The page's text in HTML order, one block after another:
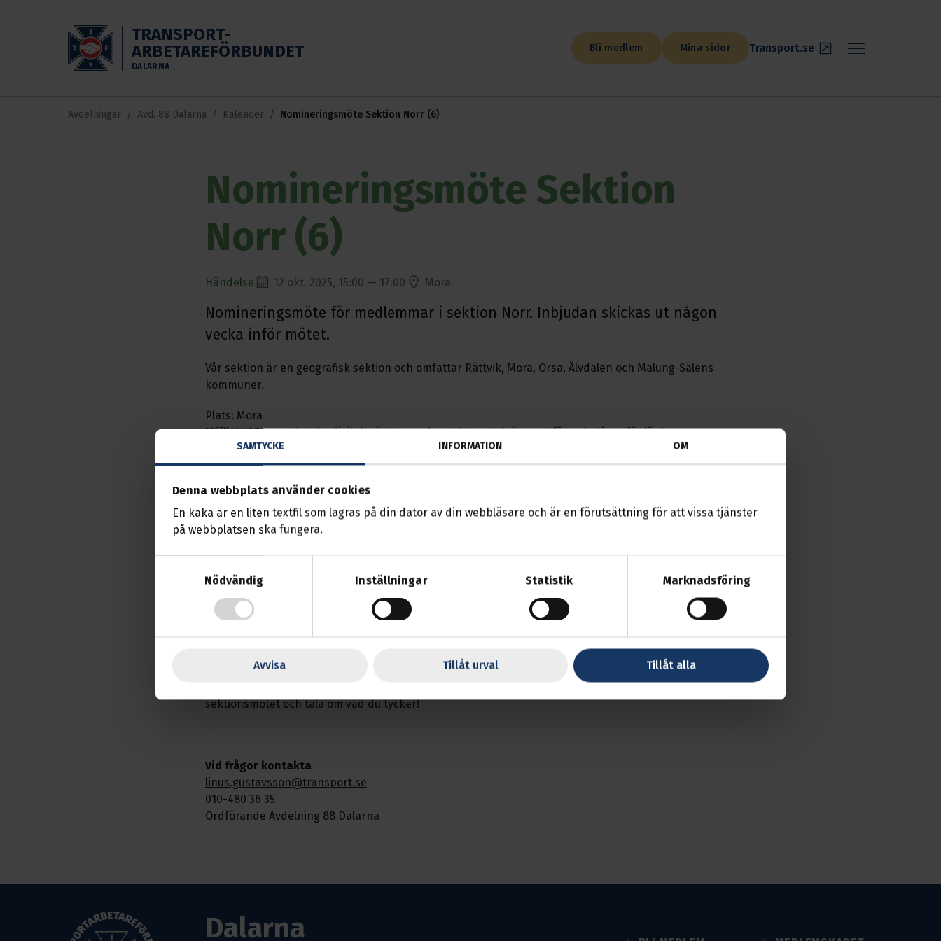
SAMTYCKE INFORMATION OM
Denna webbplats använder cookies
En kaka är en liten textfil som lagras på din dator av din webbläsare och är en förutsättning för att vissa tjänster
på webbplatsen ska fungera.
Nödvändig
Inställningar Statistik Marknadsföring
Avvisa Tillåt urval Tillåt alla
TRANSPORT-
ARBETAREFÖRBUNDET
DALARNA
Bli medlem Mina sidor Transport.se
Avdelningar Avd. 88 Dalarna Kalender Nomineringsmöte Sektion Norr (6)
Nomineringsmöte Sektion
Norr (6)
Händelse 12 okt. 2025, 15:00 — 17:00 Mora
Nomineringsmöte för medlemmar i sektion Norr. Inbjudan skickas ut någon
vecka inför mötet.
Vår sektion är en geografisk sektion och omfattar Rättvik, Mora, Orsa, Älvdalen och Malung-Sälens
kommuner.
Plats: Mora
Möjlighet finns att delta digitalt via Teams, kontakta avdelningsordförande Linus för länk.
Några punkter från Dagordningen:
Nominering/fyllnadsval till Sektion, som ordförande, representantskapsledamot och ledamot
i sektionsstyrelsen
Aktuellt i avdelningen och förbundet
Mer punkter kan komma att läggas till inför mötet
Sektionen bjuder på fika. Anmäl in specialkost snarast.
Om du har mer än 20km enkel väg till mötet utbetalas reseersättning av Transport. Samåkning ska
ske i största möjliga mån.
Slut upp till detta möte för det är du som bestämmer vad vi skall jobba med, så gör din röst hörd på
sektionsmötet och tala om vad du tycker!
Vid frågor kontakta
linus.gustavsson@transport.se
010-480 36 35
Ordförande Avdelning 88 Dalarna
Dalarna